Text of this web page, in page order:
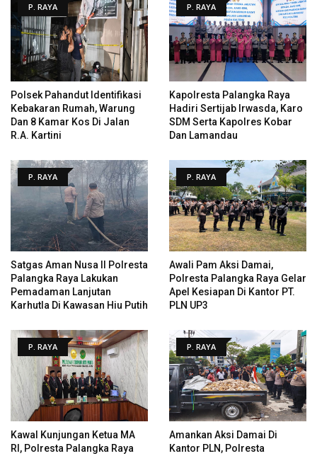
P. RAYA
Polsek Pahandut Identifikasi
Kebakaran Rumah, Warung
Dan 8 Kamar Kos Di Jalan
R.A. Kartini
P. RAYA
Kapolresta Palangka Raya
Hadiri Sertijab Irwasda, Karo
SDM Serta Kapolres Kobar
Dan Lamandau
P. RAYA
Satgas Aman Nusa II Polresta
Palangka Raya Lakukan
Pemadaman Lanjutan
Karhutla Di Kawasan Hiu Putih
P. RAYA
Awali Pam Aksi Damai,
Polresta Palangka Raya Gelar
Apel Kesiapan Di Kantor PT.
PLN UP3
P. RAYA
Kawal Kunjungan Ketua MA
RI, Polresta Palangka Raya
P. RAYA
Amankan Aksi Damai Di
Kantor PLN, Polresta